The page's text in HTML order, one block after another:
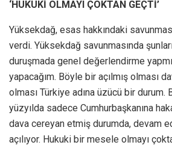
‘HUKUKİ OLMAYI ÇOKTAN GEÇTİ’
Yüksekdağ, esas hakkındaki
verdi. Yüksekdağ savunmasında
duruşmada genel değerlendirme
yapacağım. Böyle bir açılmış olması
olması Türkiye adına üzücü bir durum.
yüzyılda sadece Cumhurbaşkanına
dava cereyan etmiş durumda, devam
açılıyor. Hukuki bir mesele olmayı